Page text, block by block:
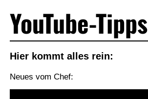
YouTube-Tipps
Hier kommt alles rein:
Neues vom Chef: